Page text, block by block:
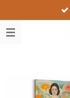
direct
naar